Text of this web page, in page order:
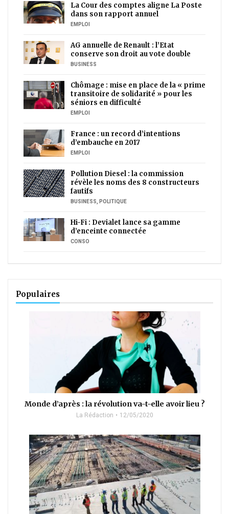
La Cour des comptes aligne La Poste
dans son rapport annuel
EMPLOI
AG annuelle de Renault : l’Etat
conserve son droit au vote double
BUSINESS
Chômage : mise en place de la « prime
transitoire de solidarité » pour les
séniors en difficulté
EMPLOI
France : un record d’intentions
d’embauche en 2017
EMPLOI
Pollution Diesel : la commission
révèle les noms des 8 constructeurs
fautifs
BUSINESS POLITIQUE
Hi-Fi : Devialet lance sa gamme
d’enceinte connectée
CONSO
Populaires
Monde d’après : la révolution va-t-elle avoir lieu ?
La Rédaction 12/05/2020